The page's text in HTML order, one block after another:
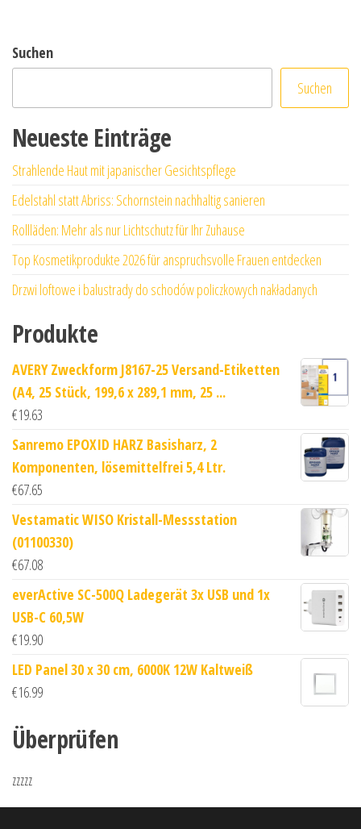
Suchen
Suchen
Neueste Einträge
Strahlende Haut mit japanischer Gesichtspflege
Edelstahl statt Abriss: Schornstein nachhaltig sanieren
Rollläden: Mehr als nur Lichtschutz für Ihr Zuhause
Top Kosmetikprodukte 2026 für anspruchsvolle Frauen entdecken
Drzwi loftowe i balustrady do schodów policzkowych nakładanych
Produkte
AVERY Zweckform J8167-25 Versand-Etiketten
(A4, 25 Stück, 199,6 x 289,1 mm, 25 ...
€19.63
Sanremo EPOXID HARZ Basisharz, 2
Komponenten, lösemittelfrei 5,4 Ltr.
€67.65
Vestamatic WISO Kristall-Messstation
(01100330)
€67.08
everActive SC-500Q Ladegerät 3x USB und 1x
USB-C 60,5W
€19.90
LED Panel 30 x 30 cm, 6000K 12W Kaltweiß
€16.99
Überprüfen
zzzzz